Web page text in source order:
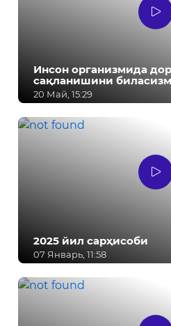
Инсон организмида
сақланишини
20 Май, 15:29
2025 йил сарҳисоби
07 Январь, 11:58